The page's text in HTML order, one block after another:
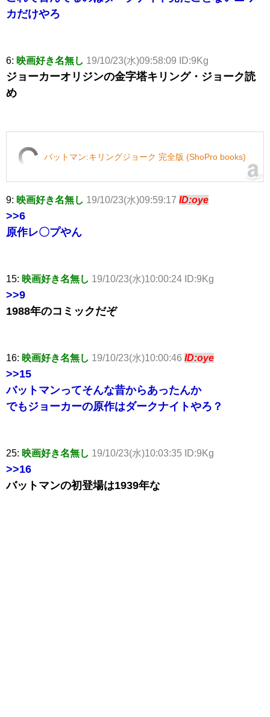
カだけやろ
6: 映画好き名無し 19/10/23(水)09:58:09 ID:9Kg
ジョーカーオリジンの金字塔キリング・ジョーク読
め
バットマン:キリングジョーク 完全版 (ShoPro books)
9: 映画好き名無し 19/10/23(水)09:59:17 ID:oye
>>6
原作レ〇プやん
15: 映画好き名無し 19/10/23(水)10:00:24 ID:9Kg
>>9
1988年のコミックだぞ
16: 映画好き名無し 19/10/23(水)10:00:46 ID:oye
>>15
バットマンってそんな昔からあったんか
でもジョーカーの原作はダークナイトやろ？
25: 映画好き名無し 19/10/23(水)10:03:35 ID:9Kg
>>16
バットマンの初登場は1939年な